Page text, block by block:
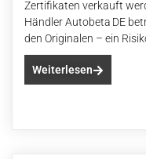
Zertifikaten verkauft
Händler Autobeta DE
den Originalen – ein
Weiterlesen